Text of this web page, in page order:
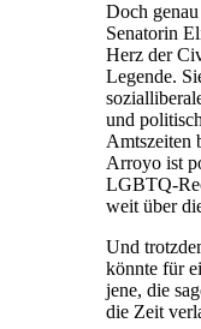
Doch
Senatorin
Herz der
Legende.
und
Amtszeiten
Arroyo ist
LGBTQ-
weit über
Und
könnte für
jene, die
die Zeit